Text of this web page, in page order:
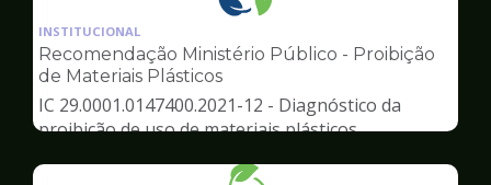
pagina
Meio
Ambiente
INSTITUCIONAL
Recomendação Ministério Público - Proibição
de Materiais Plásticos
IC 29.0001.0147400.2021-12 - Diagnóstico da
proibição de uso de materiais plásticos